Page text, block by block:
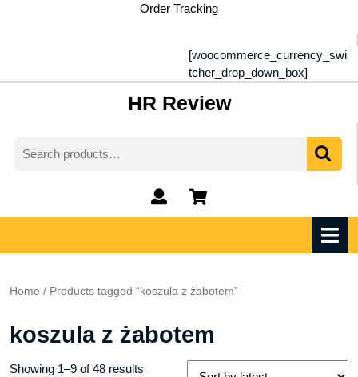
Order Tracking
[woocommerce_currency_swi
tcher_drop_down_box]
HR Review
for:
My
Account
shopping
cart
Home / Products tagged “koszula z żabotem”
koszula z żabotem
Showing 1–9 of 48 results